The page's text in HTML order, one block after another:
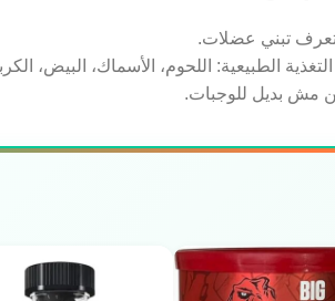
تبني عضلات.
الطبيعية: اللحوم، الأسماك، البيض،
مش بديل للوجبات.